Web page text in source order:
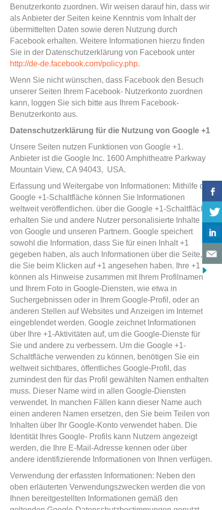
Benutzerkonto zuordnen. Wir weisen darauf hin, dass wir
als Anbieter der Seiten keine Kenntnis vom Inhalt der
übermittelten Daten sowie deren Nutzung durch
Facebook erhalten. Weitere Informationen hierzu finden
Sie in der Datenschutzerklärung von Facebook unter
http://de-de.facebook.com/policy.php.
Wenn Sie nicht wünschen, dass Facebook den Besuch
unserer Seiten Ihrem Facebook- Nutzerkonto zuordnen
kann, loggen Sie sich bitte aus Ihrem Facebook-
Benutzerkonto aus.
Datenschutzerklärung für die Nutzung von Google +1
Unsere Seiten nutzen Funktionen von Google +1.
Anbieter ist die Google Inc. 1600 Amphitheatre Parkway
Mountain View, CA 94043, USA.
Erfassung und Weitergabe von Informationen: Mithilfe der
Google +1-Schaltfläche können Sie Informationen
weltweit veröffentlichen. über die Google +1-Schaltfläche
erhalten Sie und andere Nutzer personalisierte Inhalte
von Google und unseren Partnern. Google speichert
sowohl die Information, dass Sie für einen Inhalt +1
gegeben haben, als auch Informationen über die Seite,
die Sie beim Klicken auf +1 angesehen haben. Ihre +1
können als Hinweise zusammen mit Ihrem Profilnamen
und Ihrem Foto in Google-Diensten, wie etwa in
Suchergebnissen oder in Ihrem Google-Profil, oder an
anderen Stellen auf Websites und Anzeigen im Internet
eingeblendet werden. Google zeichnet Informationen
über Ihre +1-Aktivitäten auf, um die Google-Dienste für
Sie und andere zu verbessern. Um die Google +1-
Schaltfläche verwenden zu können, benötigen Sie ein
weltweit sichtbares, öffentliches Google-Profil, das
zumindest den für das Profil gewählten Namen enthalten
muss. Dieser Name wird in allen Google-Diensten
verwendet. In manchen Fällen kann dieser Name auch
einen anderen Namen ersetzen, den Sie beim Teilen von
Inhalten über Ihr Google-Konto verwendet haben. Die
Identität Ihres Google- Profils kann Nutzern angezeigt
werden, die Ihre E-Mail-Adresse kennen oder über
andere identifizierende Informationen von Ihnen verfügen.
Verwendung der erfassten Informationen: Neben den
oben erläuterten Verwendungszwecken werden die von
Ihnen bereitgestellten Informationen gemäß den